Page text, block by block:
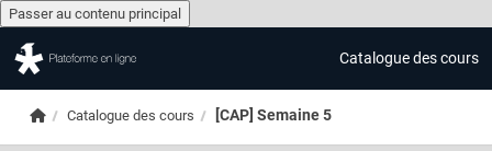
Passer au contenu principal
Passer au contenu principal
Catalogue des cours
AccueilCatalogue des cours [CAP] Semaine 5